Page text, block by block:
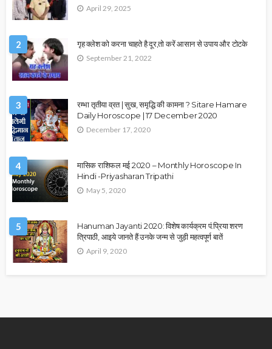
April 29, 2025
2 गृह क्लेश को करना चाहते है दूर,तो करें आसान से उपाय और टोटके
September 21, 2022
3
रम्भा तृतीया व्रत | सुख, समृद्धि की कामना ? Sitare Hamare
Daily Horoscope | 17 December 2020
December 17, 2020
4
मासिक राशिफल मई 2020 – Monthly Horoscope In
Hindi -Priyasharan Tripathi
May 5, 2020
5
Hanuman Jayanti 2020: विशेष कार्यक्रम पं.प्रिया शरण
त्रिपाठी, आइये जानते हैं उनके जन्म से जुड़ी महत्वपूर्ण बातें
April 9, 2020